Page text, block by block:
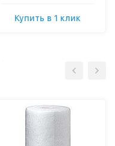
Купить в 1 клик